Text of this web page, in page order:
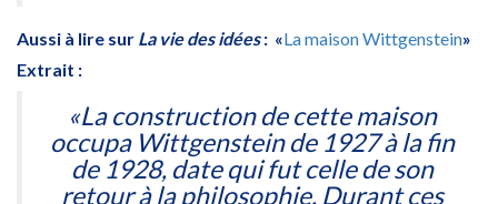
Aussi à lire sur La vie des idées: «La maison Wittgenstein»
Extrait :
«La construction de cette maison
occupa Wittgenstein de 1927 à la fin
de 1928, date qui fut celle de son
retour à la philosophie. Durant ces